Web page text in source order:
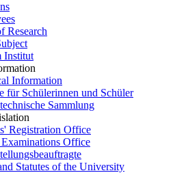
Research
Institut
Information
für Schülerinnen und Schüler
Sammlung
Registration Office
Office
Statutes of the University